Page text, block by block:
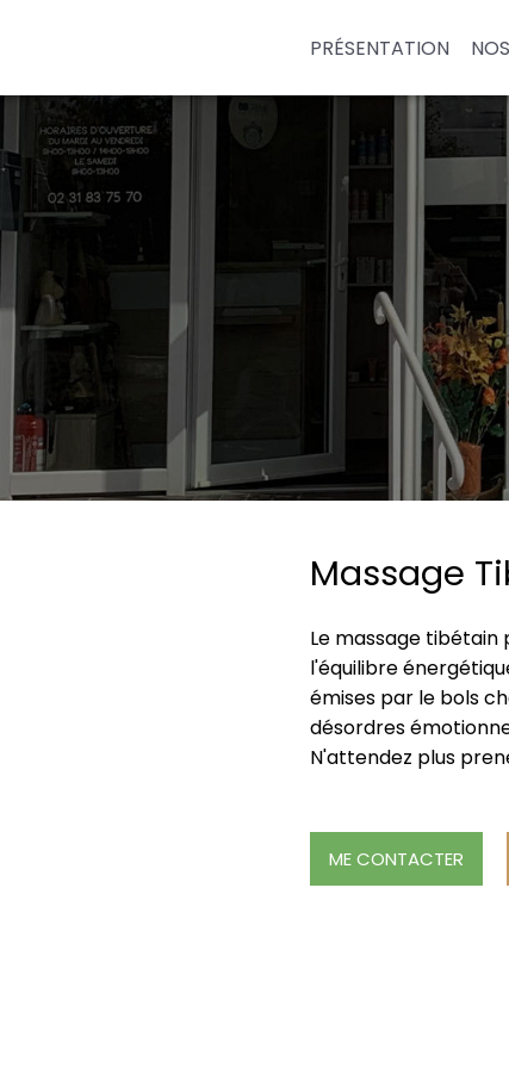
PRÉSENTATION
HEAD SPA
DÉTENTE
PÔLE MAGASIN
PÔLE ÉPILATION
PÔLE MAQUILLAGE
PÔLE ONGLERIE
Massage
Le massage
l'équilibre
émises par le bols
désordres
N'attendez plus
ME CONTACTER